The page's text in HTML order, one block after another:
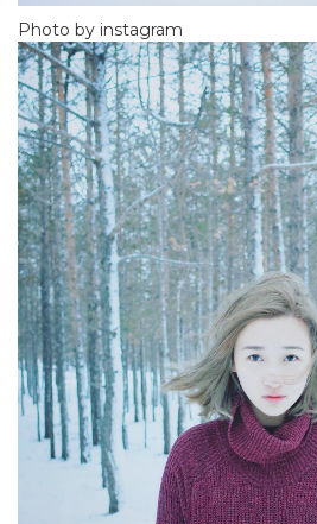
Photo by instagram